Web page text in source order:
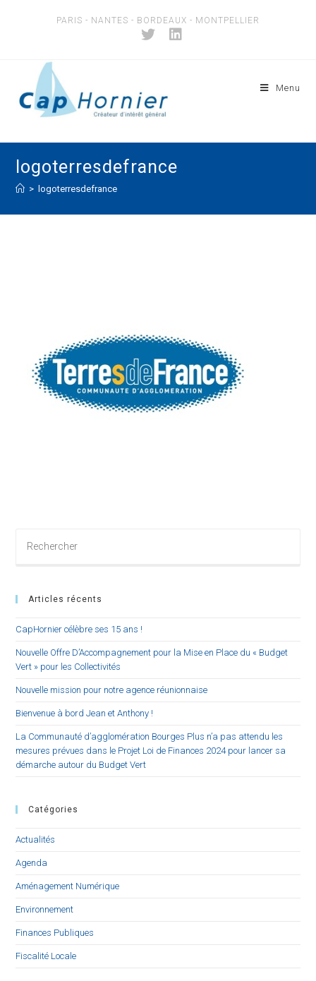
PARIS - NANTES - BORDEAUX - MONTPELLIER
Menu
logoterresdefrance
> logoterresdefrance
sur
Articles récents
CapHornier célèbre ses 15 ans !
Nouvelle Offre D’Accompagnement pour la Mise en Place du « Budget
Vert » pour les Collectivités
Nouvelle mission pour notre agence réunionnaise
Bienvenue à bord Jean et Anthony !
La Communauté d’agglomération Bourges Plus n’a pas attendu les
mesures prévues dans le Projet Loi de Finances 2024 pour lancer sa
démarche autour du Budget Vert
Catégories
Actualités
Agenda
Aménagement Numérique
Environnement
Finances Publiques
Fiscalité Locale